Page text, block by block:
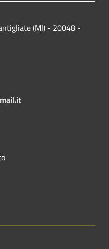
(MI) - 20048 -